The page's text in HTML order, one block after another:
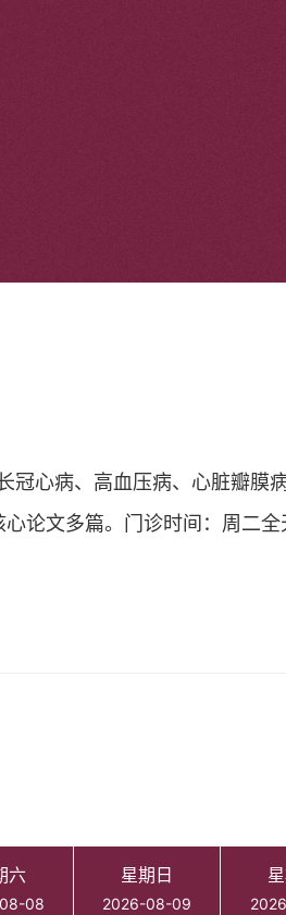
心病、高血压病、心脏瓣膜
论文多篇。门诊时间：周二全
六
08
星期日
2026-08-09